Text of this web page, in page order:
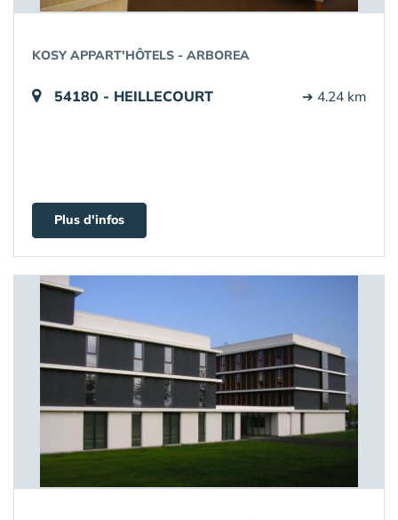
KOSY APPART'HÔTELS - ARBOREA
54180 - HEILLECOURT ➔ 4.24 km
Plus d'infos